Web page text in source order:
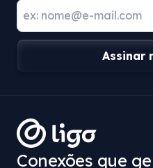
Assinar
Conexões que